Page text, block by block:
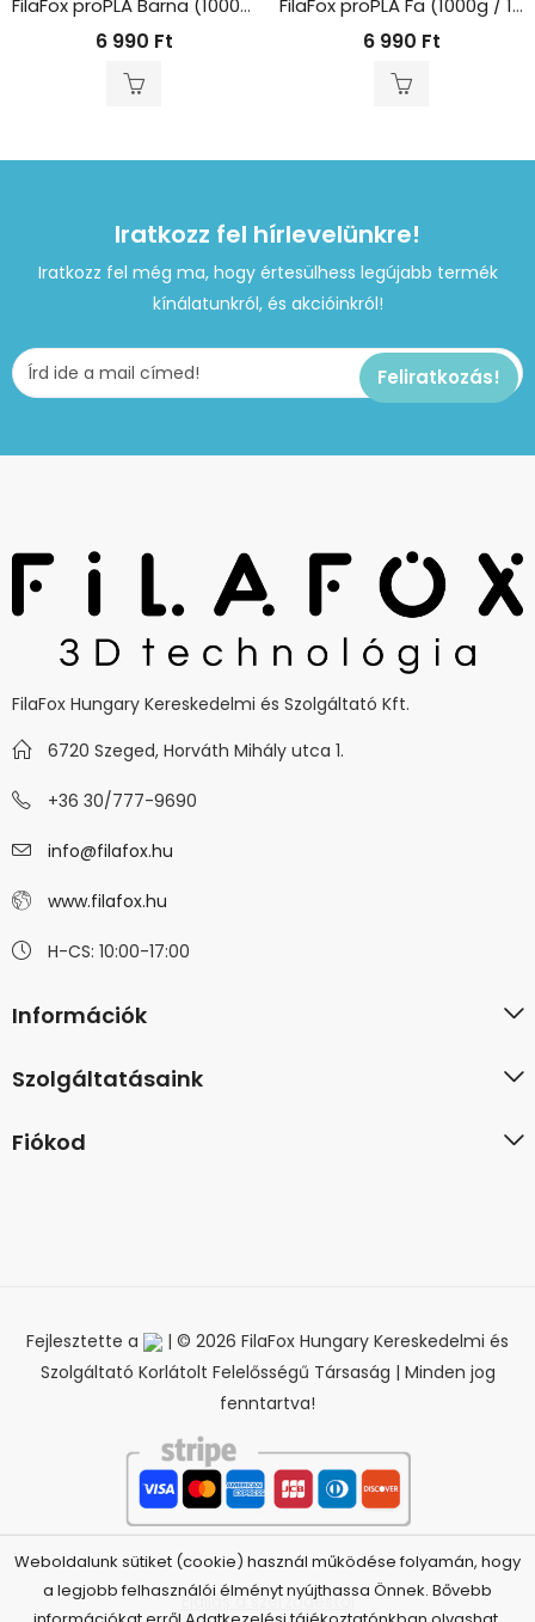
FilaFox proPLA Barna (1000g / 1,75mm)
6 990 Ft
FilaFox proPLA Fa (1000g / 1,75mm)
6 990 Ft
Iratkozz fel hírlevelünkre!
Iratkozz fel még ma, hogy értesülhess legújabb termék
kínálatunkról, és akcióinkról!
FilaFox Hungary Kereskedelmi és Szolgáltató Kft.
6720 Szeged, Horváth Mihály utca 1.
+36 30/777-9690
info@filafox.hu
www.filafox.hu
H-CS: 10:00-17:00
Információk
Szolgáltatásaink
Fiókod
Fejlesztette a
| © 2026 FilaFox Hungary Kereskedelmi és
Szolgáltató Korlátolt Felelősségű Társaság | Minden jog
fenntartva!
Weboldalunk sütiket (cookie) használ működése folyamán, hogy
a legjobb felhasználói élményt nyújthassa Önnek. Bővebb
Elállás a szerződéstől